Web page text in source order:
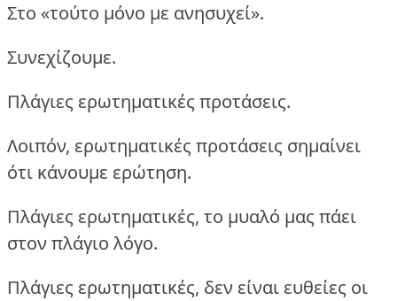
Στο «τούτο μόνο με ανησυχεί».
Συνεχίζουμε.
Πλάγιες ερωτηματικές προτάσεις.
Λοιπόν, ερωτηματικές προτάσεις σημαίνει
ότι κάνουμε ερώτηση.
Πλάγιες ερωτηματικές, το μυαλό μας πάει
στον πλάγιο λόγο.
Πλάγιες ερωτηματικές, δεν είναι ευθείες οι